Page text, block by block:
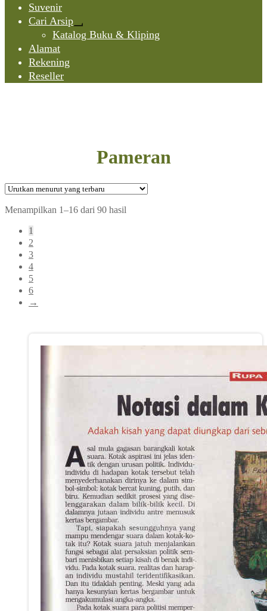
Suvenir
Cari Arsip
Expand
child
Katalog Buku & Kliping
Alamat
Rekening
Reseller
Pameran
Menampilkan 1–16 dari 90 hasil
1
2
3
4
5
6
→